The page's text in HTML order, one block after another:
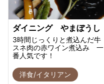
ダイニング やまぼうし
3時間じっくりと煮込んだ牛
スネ肉の赤ワイン煮込み 一
番人気です！
洋食/イタリアン